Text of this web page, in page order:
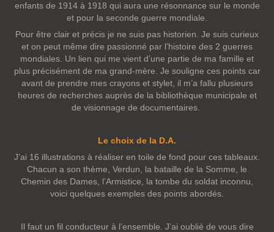
enfants de 1914 à 1918 qui aura une résonnance sur le monde
et pour la seconde guerre mondiale.
Pour être clair et précis je ne suis pas historien. Je suis curieux
et on peut même dire passionné par l’histoire des 2 guerres
mondiales. Un lien qui me vient d’une partie de ma famille et
plus précisément de ma grand-mère. Je souligne ces points car
avant de prendre mes crayons et stylet, il m’a fallu plusieurs
heures de recherches auprès de la bibliothèque municipale et
de visionnage de documentaires.
Le choix de la D.A.
J’ai 16 illustrations à réaliser en toile de fond pour ces tableaux.
Chacun a son thème, Verdun, la bataille de la Somme, le
Chemin des Dames, l’Armistice, la tombe du soldat inconnu,
voici quelques exemples des points abordés.
Il faut un fil conducteur à l’ensemble. J’ai oublié de vous dire